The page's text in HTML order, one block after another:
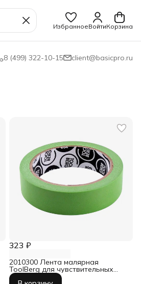
ИзбранноеВойтиКорзина
8 (499) 322-10-15 client@basicpro.ru
323 ₽
2010300 Лента малярная
ToolBerg для чувствительных
поверхностей 25 мм х 25 м